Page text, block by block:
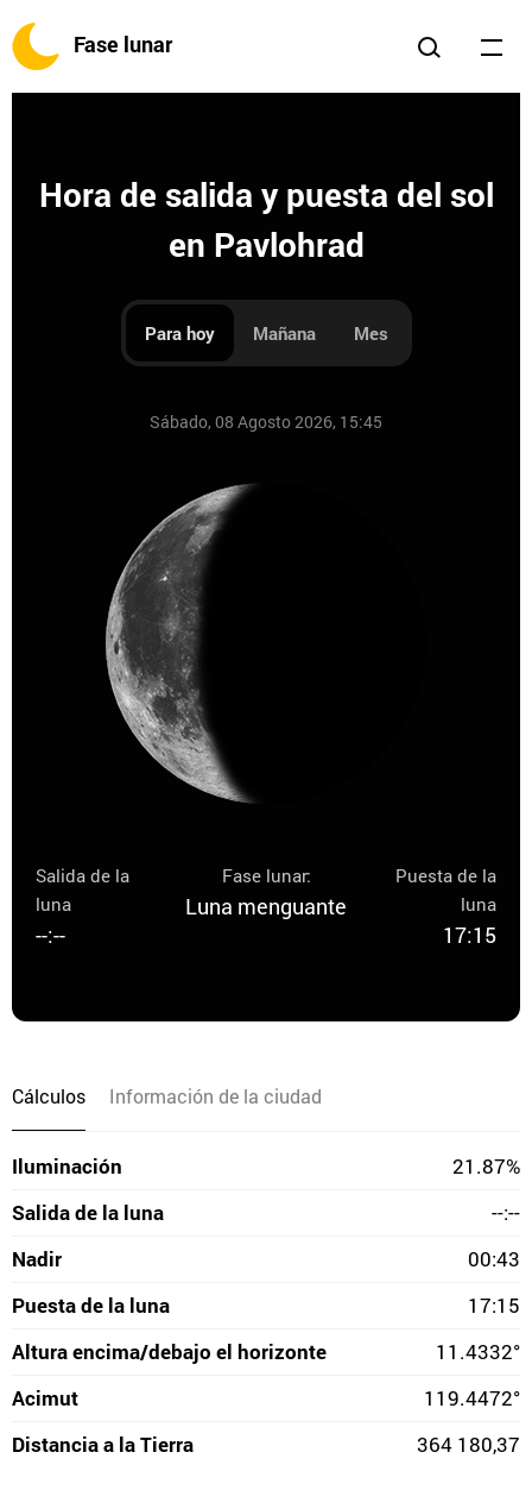
Fase lunar
Hora de salida y puesta del sol
en Pavlohrad
Para hoy Mañana Mes
Sábado, 08 Agosto 2026, 15:45
Salida de la
luna
--:--
Fase lunar:
Luna menguante
Puesta de la
luna
17:15
Cálculos Información de la ciudad
Iluminación
21.87%
Salida de la luna
--:--
Nadir
00:43
Puesta de la luna
17:15
Altura encima/debajo el horizonte
11.4332°
Acimut
119.4472°
Distancia a la Tierra
364 180,37